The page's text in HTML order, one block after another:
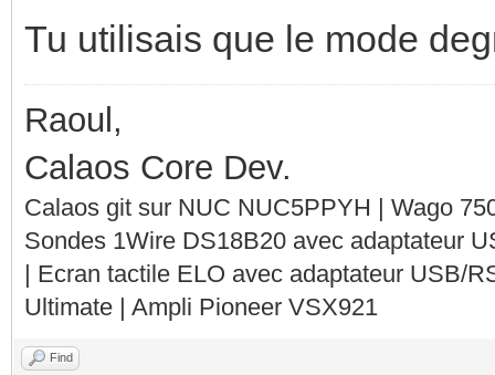
Tu utilisais que le mode
Raoul,
Calaos Core Dev.
Calaos git sur NUC NUC5PPYH | Wago
Sondes 1Wire DS18B20 avec adaptateur
| Ecran tactile ELO avec adaptateur USB/
Ultimate | Ampli Pioneer VSX921
Find